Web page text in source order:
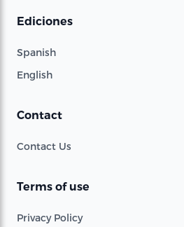
Ediciones
Spanish
English
Contact
Contact Us
Terms of use
Privacy Policy